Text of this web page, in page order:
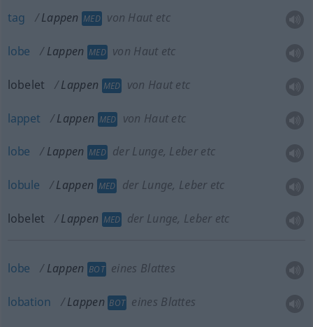
tag Lappen MED von Haut etc
lobe Lappen MED von Haut etc
lobelet Lappen MED von Haut etc
lappet Lappen MED von Haut etc
lobe Lappen MED der Lunge, Leber etc
lobule Lappen MED der Lunge, Leber etc
lobelet Lappen MED der Lunge, Leber etc
lobe Lappen BOT eines Blattes
lobation Lappen BOT eines Blattes